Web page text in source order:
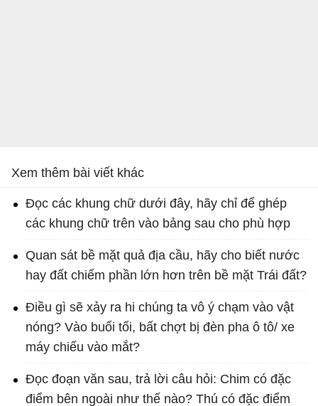
Xem thêm bài viết khác
Đọc các khung chữ dưới đây, hãy chỉ để ghép
các khung chữ trên vào bảng sau cho phù hợp
Quan sát bề mặt quả địa cầu, hãy cho biết nước
hay đất chiếm phần lớn hơn trên bề mặt Trái đất?
Điều gì sẽ xảy ra hi chúng ta vô ý chạm vào vật
nóng? Vào buổi tối, bất chợt bị đèn pha ô tô/ xe
máy chiếu vào mắt?
Đọc đoạn văn sau, trả lời câu hỏi: Chim có đặc
điểm bên ngoài như thế nào? Thú có đặc điểm